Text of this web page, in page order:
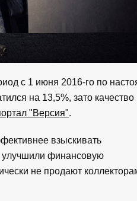
с 1 июня 2016-го по
на 13,5%, зато качество
"Версия".
взыскивать
улучшили финансовую
не продают